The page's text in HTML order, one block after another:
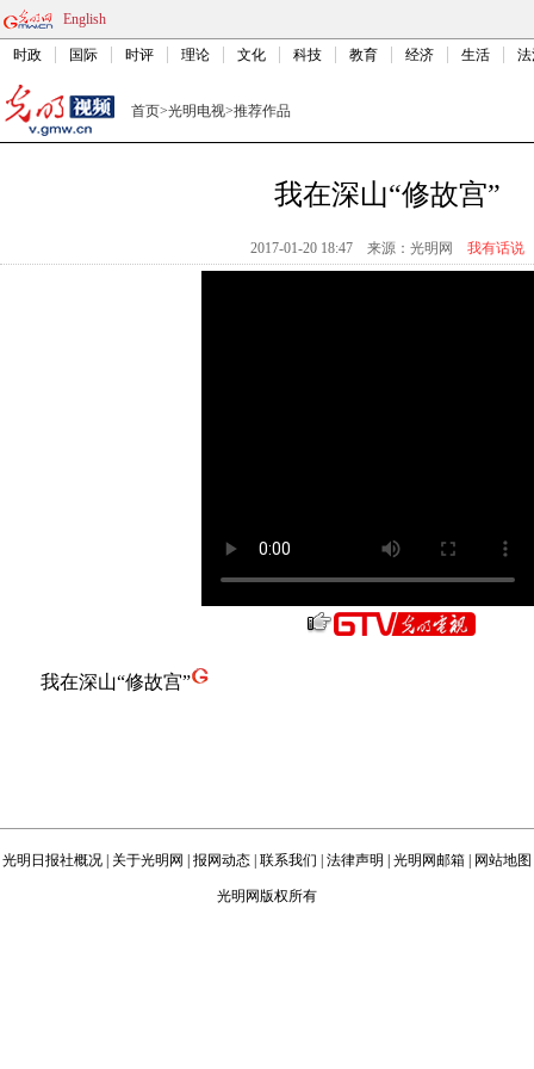
English
时政 国际 时评 理论 文化 科技 教育 经济 生活
首页>光明电视>推荐作品
我在深山“修故宫”
2017-01-20 18:47 来源： 光明网 我有话说
我在深山“修故宫”
光明日报社概况 关于光明网 报网动态 联系我们 法律声明 光明网邮箱 网站地图
光明网版权所有